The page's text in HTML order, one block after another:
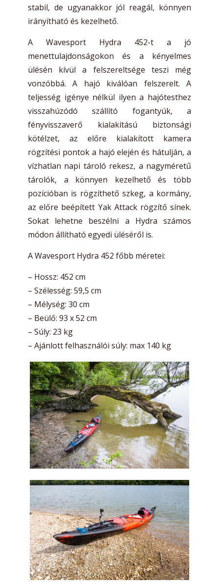
stabil, de ugyanakkor jól reagál, könnyen
irányítható és kezelhető.
A Wavesport Hydra 452-t a jó
menettulajdonságokon és a kényelmes
ülésén kívül a felszereltsége teszi még
vonzóbbá. A hajó kiválóan felszerelt. A
teljesség igénye nélkül ilyen a hajótesthez
visszahúzódó szállító fogantyúk, a
fényvisszaverő kialakítású biztonsági
kötélzet, az előre kialakított kamera
rögzítési pontok a hajó elején és hátulján, a
vízhatlan napi tároló rekesz, a nagyméretű
tárolók, a könnyen kezelhető és több
pozícióban is rögzíthető szkeg, a kormány,
az előre beépített Yak Attack rögzítő sínek.
Sokat lehetne beszélni a Hydra számos
módon állítható egyedi üléséről is.
A Wavesport Hydra 452 főbb méretei:
– Hossz: 452 cm
– Szélesség: 59,5 cm
– Mélység: 30 cm
– Beülő: 93 x 52 cm
– Súly: 23 kg
– Ajánlott felhasználói súly: max 140 kg